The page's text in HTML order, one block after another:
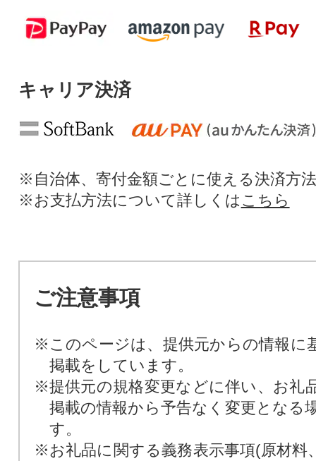
キャリア決済
※自治体、寄付金額ごとに使える決済方
※お支払方法について詳しくは こちら
ご注意事項
※このページは、提供元からの情報に
掲載をしています。
※提供元の規格変更などに伴い、お礼
掲載の情報から予告なく変更となる
す。
※お礼品に関する義務表示事項(原材料